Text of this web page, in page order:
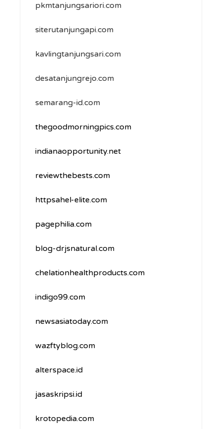
pkmtanjungsariori.com
siterutanjungapi.com
kavlingtanjungsari.com
desatanjungrejo.com
semarang-id.com
thegoodmorningpics.com
indianaopportunity.net
reviewthebests.com
httpsahel-elite.com
pagephilia.com
blog-drjsnatural.com
chelationhealthproducts.com
indigo99.com
newsasiatoday.com
wazftyblog.com
alterspace.id
jasaskripsi.id
krotopedia.com